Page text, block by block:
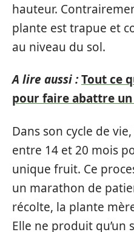
hauteur.
plante est trapue et
au niveau du sol.
A lire aussi :Tout ce
pour faire abattre
Dans son cycle de
entre 14 et 20 mois
unique fruit. Ce
un marathon de
récolte, la plante
Elle ne produit qu’un